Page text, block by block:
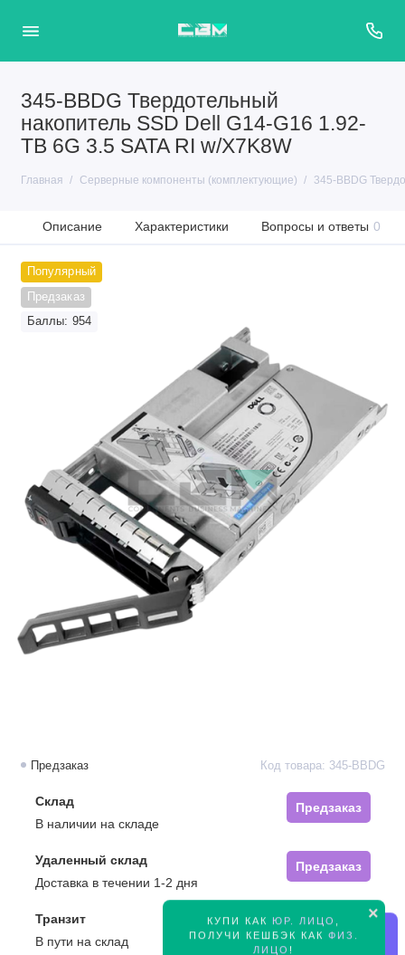
345-BBDG Твердотельный
накопитель SSD Dell G14-G16 1.92-
TB 6G 3.5 SATA RI w/X7K8W
Главная Серверные компоненты (комплектующие) 345-BBDG
Описание Характеристики Вопросы и ответы 0
Популярный
Предзаказ
Баллы: 954
×
КУПИ КАК ЮР. ЛИЦО
ПОЛУЧИ КЕШБЭК КАК ФИЗ.
ЛИЦО !
Предзаказ Код товара: 345-BBDG
Склад
Предзаказ
В наличии на складе
Удаленный склад
Предзаказ
Доставка в течении 1-2 дня
Транзит
Предзаказ
В пути на склад